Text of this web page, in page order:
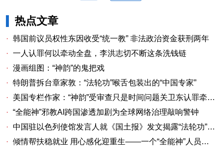
热点文章
· 韩国前议员权性东因收受“统一教” 非法政治资金获刑两年
· 一人认罪何以牵动全盘，李洪志切不断这条洗钱链
· 漫画组图：“神韵”的鬼把戏
· 特朗普拆台章家敦：“法轮功”喉舌包装出的“中国专家”
·
美国专栏作家：“神韵”受审查只是时间问题关卫东认罪牵出与《大纪元时报》资金链条
· “全能神”邪教AI跨国渗透加剧为全球网络治理敲响警钟
· 中国驻以色列使馆发言人就《国土报》发文揭露“法轮功”邪教本质答记者问
· 倾情帮扶稳就业 用心感化迎重生——一个“全能神”人员的重生